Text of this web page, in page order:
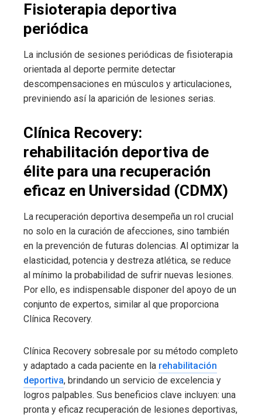
Fisioterapia deportiva
periódica
La inclusión de sesiones periódicas de fisioterapia
orientada al deporte permite detectar
descompensaciones en músculos y articulaciones,
previniendo así la aparición de lesiones serias.
Clínica Recovery:
rehabilitación deportiva de
élite para una recuperación
eficaz en Universidad (CDMX)
La recuperación deportiva desempeña un rol crucial
no solo en la curación de afecciones, sino también
en la prevención de futuras dolencias. Al optimizar la
elasticidad, potencia y destreza atlética, se reduce
al mínimo la probabilidad de sufrir nuevas lesiones.
Por ello, es indispensable disponer del apoyo de un
conjunto de expertos, similar al que proporciona
Clínica Recovery.
Clínica Recovery sobresale por su método completo
y adaptado a cada paciente en la rehabilitación
deportiva, brindando un servicio de excelencia y
logros palpables. Sus beneficios clave incluyen: una
pronta y eficaz recuperación de lesiones deportivas,